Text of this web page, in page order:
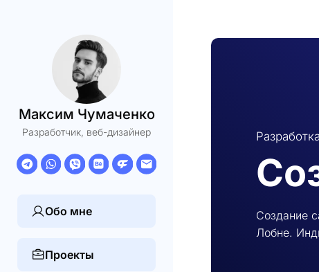
Максим Чумаченко
Разработчик, веб-дизайнер
Обо мне
Проекты
Создание
Лобне.